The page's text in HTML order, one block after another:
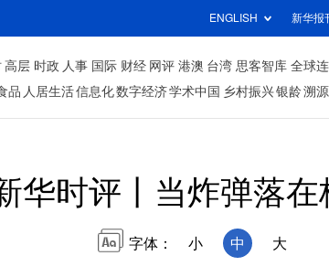
ENGLISH 新华报
高层 时政 人事 国际 财经 网评 港澳 台湾 思客智库 全球
品 人居生活信息化数字经济学术中国 乡村振兴银龄溯
华时评丨当炸弹落
字体： 小 中 大